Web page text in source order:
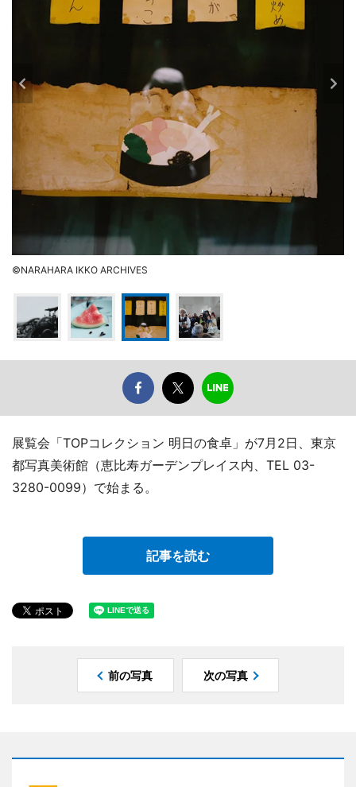
©NARAHARA IKKO ARCHIVES
展覧会「TOPコレクション 明日の食卓」が7月2日、東京
都写真美術館（恵比寿ガーデンプレイス内、TEL 03-
3280-0099）で始まる。
記事を読む
前の写真 次の写真